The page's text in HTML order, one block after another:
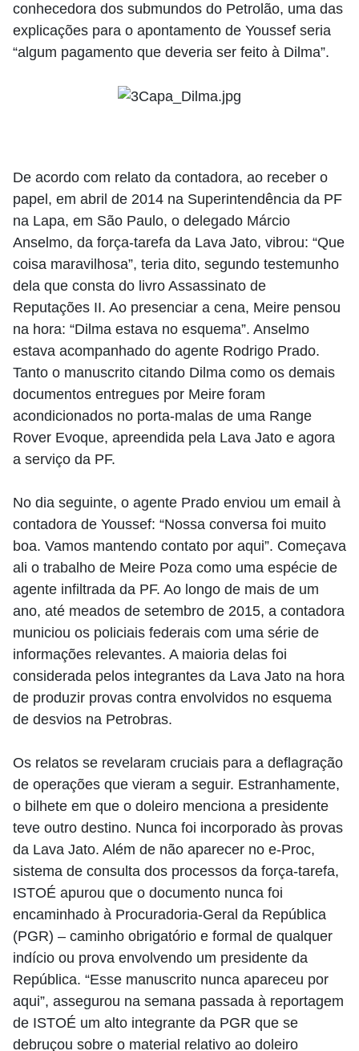
conhecedora dos submundos do Petrolão, uma das
explicações para o apontamento de Youssef seria
“algum pagamento que deveria ser feito à Dilma”.
De acordo com relato da contadora, ao receber o
papel, em abril de 2014 na Superintendência da PF
na Lapa, em São Paulo, o delegado Márcio
Anselmo, da força-tarefa da Lava Jato, vibrou: “Que
coisa maravilhosa”, teria dito, segundo testemunho
dela que consta do livro Assassinato de
Reputações II. Ao presenciar a cena, Meire pensou
na hora: “Dilma estava no esquema”. Anselmo
estava acompanhado do agente Rodrigo Prado.
Tanto o manuscrito citando Dilma como os demais
documentos entregues por Meire foram
acondicionados no porta-malas de uma Range
Rover Evoque, apreendida pela Lava Jato e agora
a serviço da PF.
No dia seguinte, o agente Prado enviou um email à
contadora de Youssef: “Nossa conversa foi muito
boa. Vamos mantendo contato por aqui”. Começava
ali o trabalho de Meire Poza como uma espécie de
agente infiltrada da PF. Ao longo de mais de um
ano, até meados de setembro de 2015, a contadora
municiou os policiais federais com uma série de
informações relevantes. A maioria delas foi
considerada pelos integrantes da Lava Jato na hora
de produzir provas contra envolvidos no esquema
de desvios na Petrobras.
Os relatos se revelaram cruciais para a deflagração
de operações que vieram a seguir. Estranhamente,
o bilhete em que o doleiro menciona a presidente
teve outro destino. Nunca foi incorporado às provas
da Lava Jato. Além de não aparecer no e-Proc,
sistema de consulta dos processos da força-tarefa,
ISTOÉ apurou que o documento nunca foi
encaminhado à Procuradoria-Geral da República
(PGR) – caminho obrigatório e formal de qualquer
indício ou prova envolvendo um presidente da
República. “Esse manuscrito nunca apareceu por
aqui”, assegurou na semana passada à reportagem
de ISTOÉ um alto integrante da PGR que se
debruçou sobre o material relativo ao doleiro